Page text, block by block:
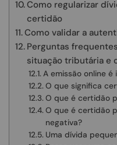
Como regularizar
certidão
Como validar a
Perguntas
situação tributária e
A emissão online é
O que significa
O que é certidão
O que é certidão
negativa?
Uma dívida